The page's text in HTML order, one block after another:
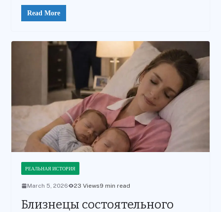
Read More
РЕАЛЬНАЯ ИСТОРИЯ
March 5, 2026 23 Views9 min read
Близнецы состоятельного